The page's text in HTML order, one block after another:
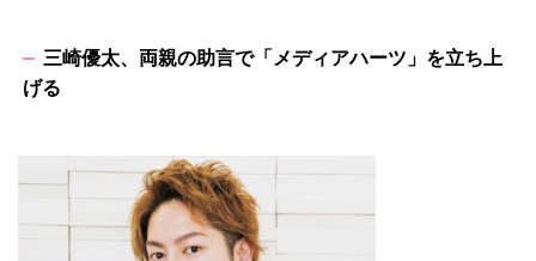
三崎優太、両親の助言で「メディアハーツ」を立ち上
げる